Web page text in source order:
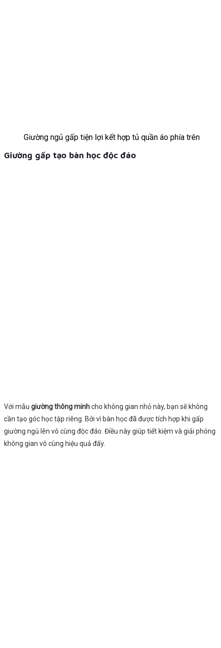
Giường ngủ gấp tiện lợi kết hợp tủ quần áo phía trên
Giường gấp tạo bàn học độc đáo
Với mẫu giường thông minhcho không gian nhỏ này, bạn sẽ không
cần tạo góc học tập riêng. Bởi vì bàn học đã được tích hợp khi gấp
giường ngủ lên vô cùng độc đáo. Điều này giúp tiết kiệm và giải phóng
không gian vô cùng hiệu quả đấy.